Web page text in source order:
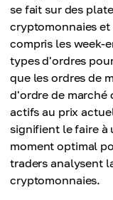
se fait sur des
cryptomonnaies
compris les week-
types d'ordres
que les ordres de
d'ordre de marché
actifs au prix
signifient le faire à
moment optimal
traders analysent
cryptomonnaies.